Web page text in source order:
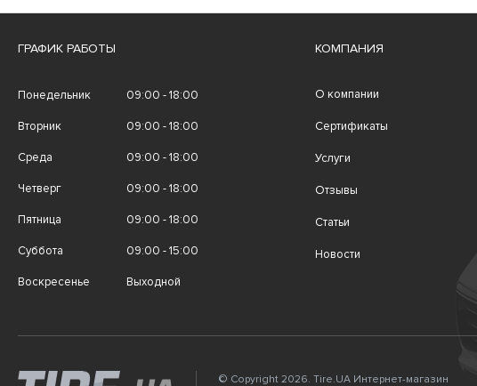
ГРАФИК РАБОТЫ
Понедельник 09:00 - 18:00
Вторник 09:00 - 18:00
Среда 09:00 - 18:00
Четверг 09:00 - 18:00
Пятница 09:00 - 18:00
Суббота 09:00 - 15:00
Воскресенье Выходной
КОМПАНИЯ
О компании
Сертификаты
Услуги
Отзывы
Статьи
Новости
© Copyright 2026. Tire.UA Интернет-магазин